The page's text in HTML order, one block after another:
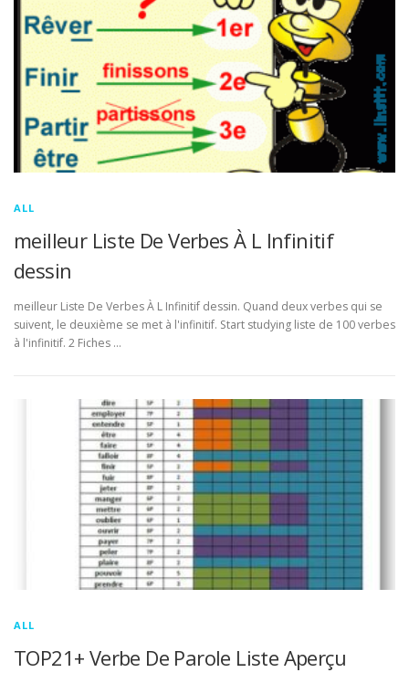
ALL
meilleur Liste De Verbes À L Infinitif
dessin
meilleur Liste De Verbes À L Infinitif dessin. Quand deux verbes qui se
suivent, le deuxième se met à l'infinitif. Start studying liste de 100 verbes
à l'infinitif. 2 Fiches …
ALL
TOP21+ Verbe De Parole Liste Aperçu